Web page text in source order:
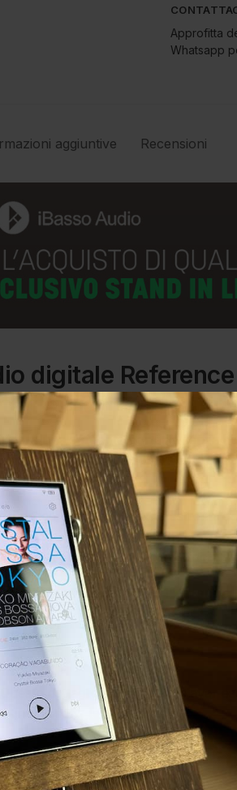
Approfitta
Whatsapp
aggiuntive Recensioni
digitale
high-end a un
una sorgente portatile senza
alimentazione separata e un
nasce come evoluzione estrema
Accusilicon, DSP audio
precisa, pulita e altamente
utilizzatori di IEM high-end
. Questo dettaglio lo rende un player
filosofia tecnica estrema.
ambiziosi del marchio. Per
rispetto alla sola compattezza.
migliorare la tua esperienza di
questo sito sei d'accordo con